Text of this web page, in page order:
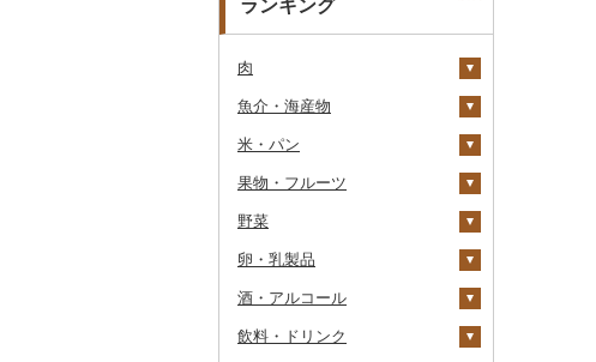
ランキング
肉
牛肉（精肉）
ステーキ
すき焼き
焼肉
牛タン
和牛
牛肉（加工品）
ハンバーグ
ローストビーフ
ビーフジャーキー
その他牛肉（加工品）
豚肉（精肉）
すき焼き
しゃぶしゃぶ
焼肉
豚肉（加工品）
ハンバーグ
もつ鍋
ハム
鶏肉
鶏肉（精肉）
ハム・ソーセージ
鹿肉
馬肉
魚介・海産物
カニ
ズワイガニ
毛ガニ
かにしゃぶ
その他カニ
エビ
ボタンエビ
伊勢海老
その他エビ
いくら
うに
明太子・たらこ
明太子
その他魚卵
米・パン
米
無洗米
玄米
金芽米
雑穀
餅
その他穀物加工品
パン
果物・フルーツ
ぶどう・マスカット
巨峰
ナガノパープル
ピオーネ
いちご
りんご
もも
野菜
いも
じゃがいも
さつまいも
トマト
フルーツトマト
玉ねぎ
卵・乳製品
卵
チーズ
酒・アルコール
ビール・発泡酒
飲料・ドリンク